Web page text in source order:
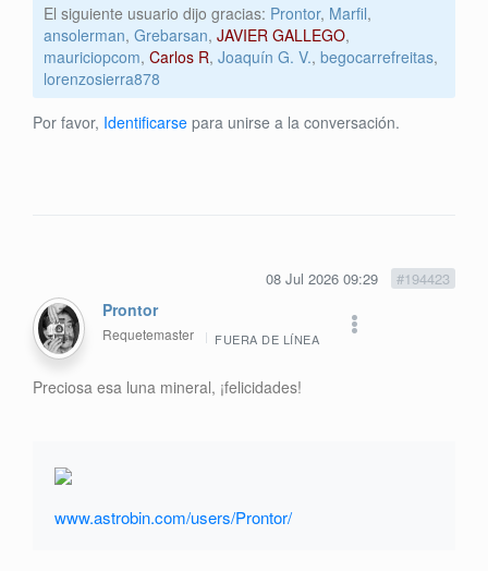
El siguiente usuario dijo gracias: Prontor, Marfil,
ansolerman, Grebarsan, JAVIER GALLEGO,
mauriciopcom, Carlos R, Joaquín G. V., begocarrefreitas,
lorenzosierra878
Por favor, Identificarse para unirse a la conversación.
08 Jul 2026 09:29 #194423
Prontor
Requetemaster FUERA DE LÍNEA
Preciosa esa luna mineral, ¡felicidades!
www.astrobin.com/users/Prontor/